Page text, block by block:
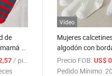
de
e
y alce
/ pieces
Vídeo
Mujeres
algodón con
patrón de oso y
dibujos animados,
Precio FOB: US$
Pedido Mínimo: